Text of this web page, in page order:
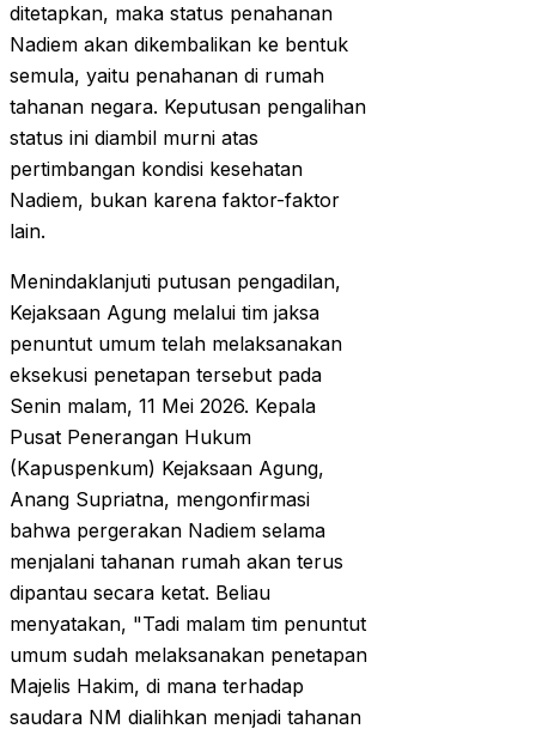
ditetapkan, maka status penahanan
Nadiem akan dikembalikan ke bentuk
semula, yaitu penahanan di rumah
tahanan negara. Keputusan pengalihan
status ini diambil murni atas
pertimbangan kondisi kesehatan
Nadiem, bukan karena faktor-faktor
lain.
Menindaklanjuti putusan pengadilan,
Kejaksaan Agung melalui tim jaksa
penuntut umum telah melaksanakan
eksekusi penetapan tersebut pada
Senin malam, 11 Mei 2026. Kepala
Pusat Penerangan Hukum
(Kapuspenkum) Kejaksaan Agung,
Anang Supriatna, mengonfirmasi
bahwa pergerakan Nadiem selama
menjalani tahanan rumah akan terus
dipantau secara ketat. Beliau
menyatakan, "Tadi malam tim penuntut
umum sudah melaksanakan penetapan
Majelis Hakim, di mana terhadap
saudara NM dialihkan menjadi tahanan